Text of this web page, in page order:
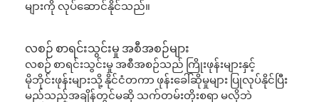
များကို လုပ်ဆောင်နိုင်သည်။
လစဉ် စာရင်းသွင်းမှု အစီအစဉ်များ
လစဉ် စာရင်းသွင်းမှု အစီအစဉ်သည် ကြိုးဖုန်းများနှင့်
မိုဘိုင်းဖုန်းများသို့ နိုင်ငံတကာ ဖုန်းခေါ်ဆိုမှုများ ပြုလုပ်နိုင်ပြီး
မည်သည့်အချိန်တွင်မဆို သက်တမ်းတိုးစရာ မလိုဘဲ